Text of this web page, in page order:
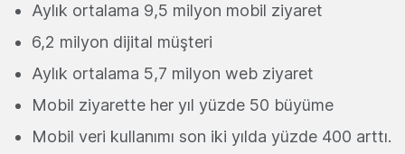
Aylık ortalama 9,5 milyon mobil ziyaret
6,2 milyon dijital müşteri
Aylık ortalama 5,7 milyon web ziyaret
Mobil ziyarette her yıl yüzde 50 büyüme
Mobil veri kullanımı son iki yılda yüzde 400 arttı.